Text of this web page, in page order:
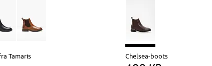
Tamaris Chelsea-boots